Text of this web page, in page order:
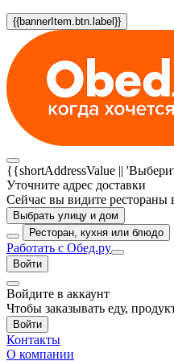
{{bannerItem.btn.label}}
{{shortAddressValue ||
Уточните адрес доставки
Сейчас вы видите рестораны
Выбрать улицу и дом
Ресторан, кухня или блюдо
Работать с Обед.ру
Войти
Войдите в аккаунт
Чтобы заказывать еду,
Войти
Контакты
О компании